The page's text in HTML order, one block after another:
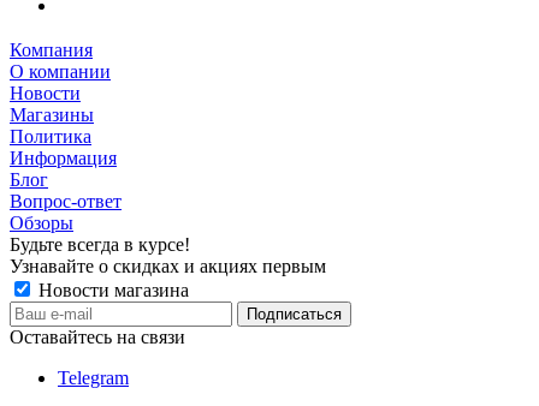
Компания
О компании
Новости
Магазины
Политика
Информация
Блог
Вопрос-ответ
Обзоры
Будьте всегда в курсе!
Узнавайте о скидках и акциях первым
Новости магазина
Оставайтесь на связи
Telegram